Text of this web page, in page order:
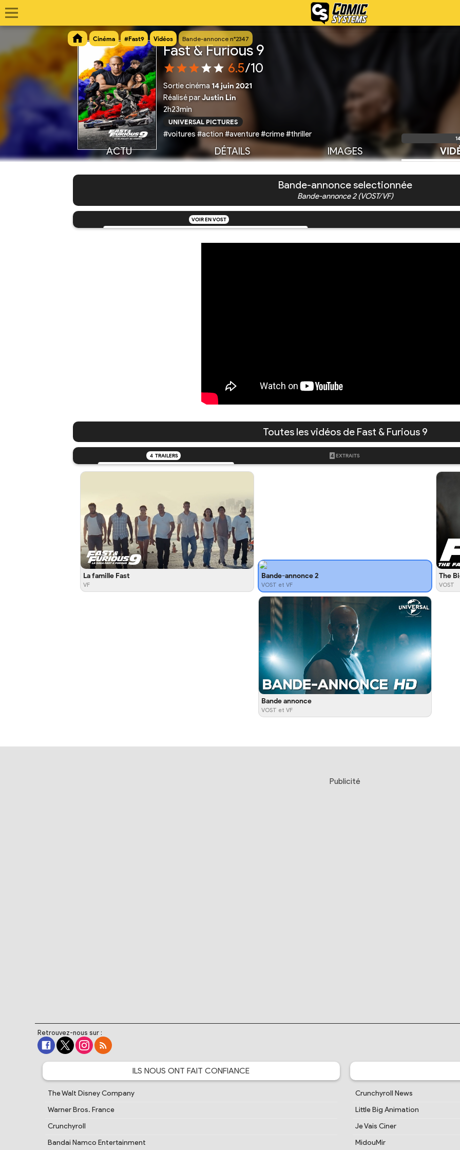
Cinéma #Fast9 Vidéos Bande-annonce n°2347
Fast & Furious 9
6.5/10
Sortie cinéma 14 juin 2021
Réalisé parJustin Lin
2h23min
UNIVERSAL PICTURES
#voitures #action #aventure #crime #thriller
ACTU DÉTAILS IMAGES
14
Bande-annonce selectionnée
Bande-annonce 2 (VOST/VF)
VOIR EN VOST
Toutes les vidéos de Fast & Furious 9
4 TRAILERS 4 EXTRAITS
La famille Fast
VF
Bande-annonce 2
VOST et VF
The
VOST
Bande annonce
VOST et VF
Publicité
Retrouvez-nous sur :
ILS NOUS ONT FAIT CONFIANCE
The Walt Disney Company
Warner Bros. France
Crunchyroll
Bandai Namco Entertainment
Crunchyroll News
Little Big Animation
Je Vais Ciner
MidouMir